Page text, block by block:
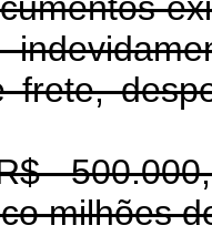
frete,
milhões